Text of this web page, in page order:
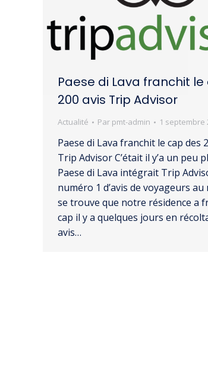
Paese di Lava franchit
200 avis Trip Advisor
Actualité Par pmt-admin 1 septembre
Paese di Lava franchit le cap des
Trip Advisor C’était il y’a un peu
Paese di Lava intégrait Trip
numéro 1 d’avis de voyageurs au
se trouve que notre résidence a
cap il y a quelques jours en
avis…